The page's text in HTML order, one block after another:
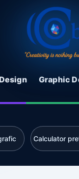
Graphic
Calculator